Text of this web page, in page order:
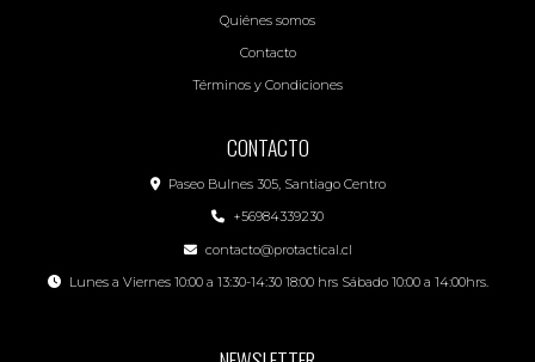
Quiénes somos
Contacto
Términos y Condiciones
CONTACTO
Paseo Bulnes 305, Santiago Centro
+56984339230
contacto@protactical.cl
Lunes a Viernes 10:00 a 13:30-14:30 18:00 hrs Sábado 10:00 a 14:00hrs.